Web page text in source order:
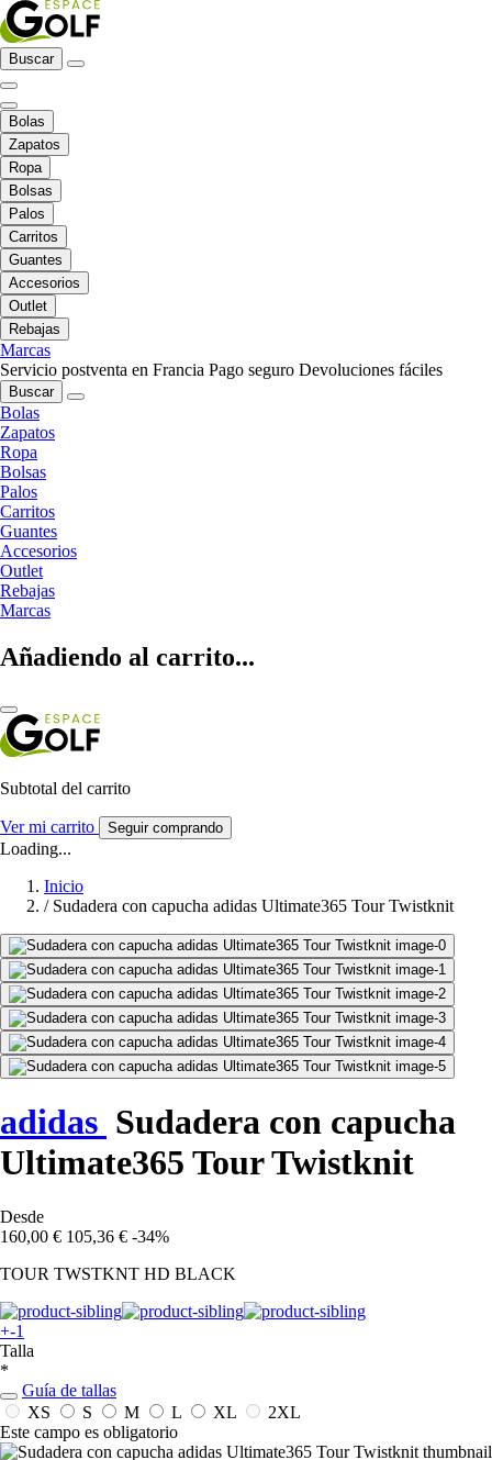
Buscar
Bolas
Zapatos
Ropa
Bolsas
Palos
Carritos
Guantes
Accesorios
Outlet
Rebajas
Marcas
Servicio postventa en Francia Pago seguro Devoluciones fáciles
Buscar
Bolas
Zapatos
Ropa
Bolsas
Palos
Carritos
Guantes
Accesorios
Outlet
Rebajas
Marcas
Añadiendo al carrito...
Subtotal del carrito
Ver mi carrito Seguir comprando
Loading...
Inicio
/ Sudadera con capucha adidas Ultimate365 Tour Twistknit
adidas Sudadera con capucha
Ultimate365 Tour Twistknit
Desde
160,00 € 105,36 € -34%
TOUR TWSTKNT HD BLACK
+-1
Talla
*
Guía de tallas
XS
S M L XL
2XL
Este campo es obligatorio